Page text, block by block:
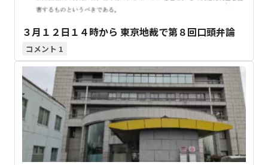
３月１２日１４時から 東京地裁で第８回口頭弁論
1